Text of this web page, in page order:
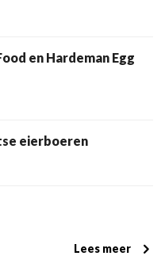
en Hardeman Egg
eierboeren
Lees meer